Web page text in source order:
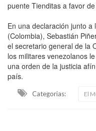
puente Tienditas a favor
En una declaración junto
(Colombia), Sebastián
el secretario general de la
los militares venezolanos
una orden de la justicia
país.
Categorias: El